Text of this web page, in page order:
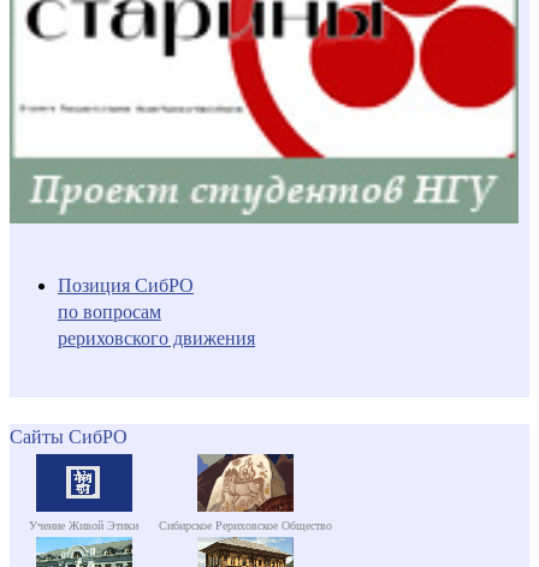
Позиция СибРО
по вопросам
рериховского движения
Сайты СибРО
Учение Живой Этики Сибирское Рериховское Общество